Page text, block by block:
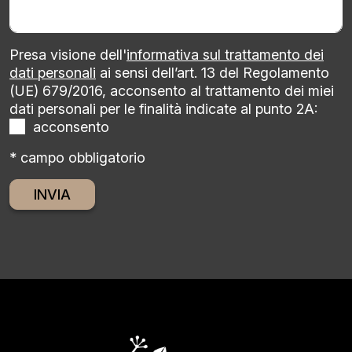
Presa visione dell'informativa sul trattamento dei
dati personali ai sensi dell’art. 13 del Regolamento
(UE) 679/2016, acconsento al trattamento dei miei
dati personali per le finalità indicate al punto 2A:
acconsento
* campo obbligatorio